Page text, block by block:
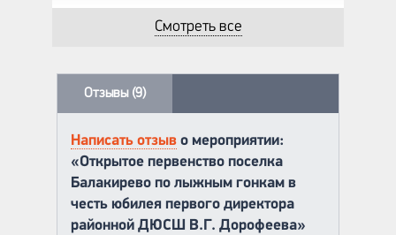
Смотреть все
Отзывы (9)
Написать отзыв о мероприятии:
«Открытое первенство поселка
Балакирево по лыжным гонкам в
честь юбилея первого директора
районной ДЮСШ В.Г. Дорофеева»